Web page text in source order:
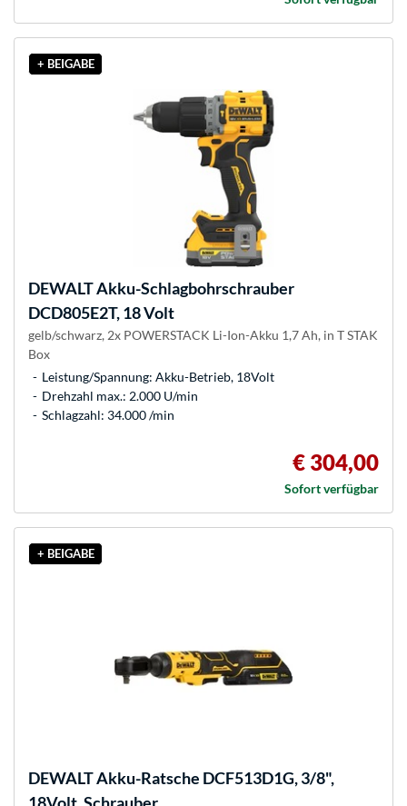
+ BEIGABE
DEWALTAkku-Schlagbohrschrauber
DCD805E2T, 18 Volt
gelb/schwarz, 2x POWERSTACK Li-Ion-Akku 1,7 Ah, in T STAK
Box
Leistung/Spannung: Akku-Betrieb, 18Volt
Drehzahl max.: 2.000 U/min
Schlagzahl: 34.000 /min
€ 304,00
Sofort verfügbar
+ BEIGABE
DEWALTAkku-Ratsche DCF513D1G, 3/8",